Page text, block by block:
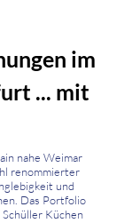
im
... mit
nahe Weimar
renommierter
und
Das Portfolio
Küchen